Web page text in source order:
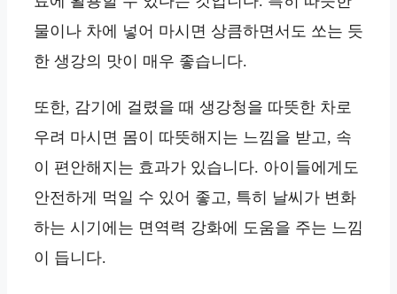
물이나 차에 넣어 마시면 상큼하면서도 쏘는 듯
한 생강의 맛이 매우 좋습니다.
또한, 감기에 걸렸을 때 생강청을 따뜻한 차로
우려 마시면 몸이 따뜻해지는 느낌을 받고, 속
이 편안해지는 효과가 있습니다. 아이들에게도
안전하게 먹일 수 있어 좋고, 특히 날씨가 변화
하는 시기에는 면역력 강화에 도움을 주는 느낌
이 듭니다.